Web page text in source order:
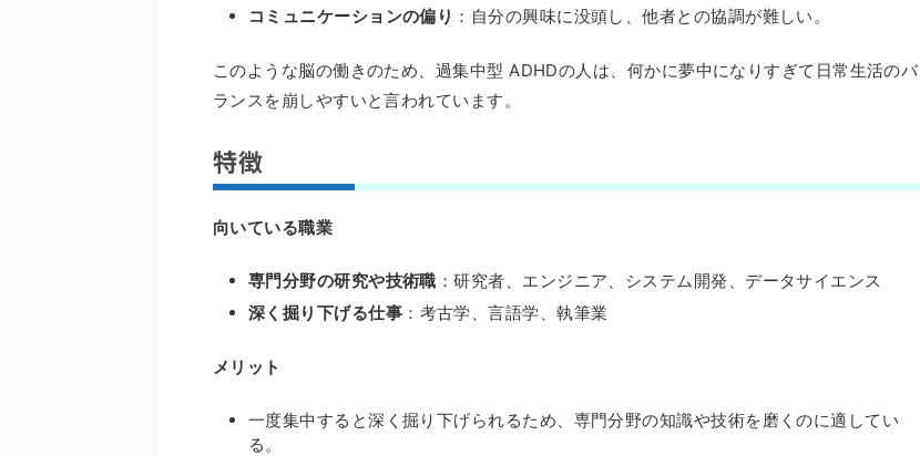
コミュニケーションの偏り ：自分の興味に没頭し、他者との協調が難しい。
このような脳の働きのため、過集中型 ADHDの人は、何かに夢中になりすぎて日常生活のバ
ランスを崩しやすいと言われています。
特徴
向いている職業
専門分野の研究や技術職 ：研究者、エンジニア、システム開発、データサイエンス
深く掘り下げる仕事 ：考古学、言語学、執筆業
メリット
一度集中すると深く掘り下げられるため、専門分野の知識や技術を磨くのに適してい
る。